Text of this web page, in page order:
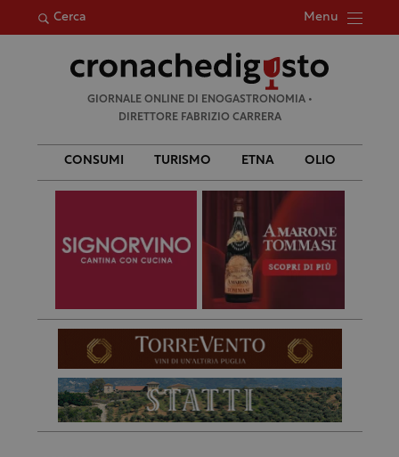
Cerca Menu
per:
GIORNALE ONLINE DI ENOGASTRONOMIA •
DIRETTORE FABRIZIO CARRERA
CONSUMI TURISMO ETNA OLIO